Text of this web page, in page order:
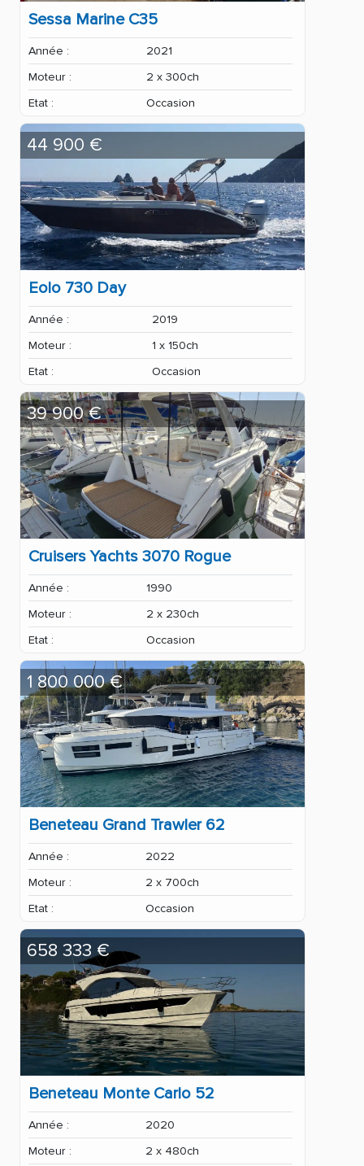
Sessa Marine C35
Année :
2021
Moteur :
2 x 300ch
Etat :
Occasion
Eolo 730 Day
Année :
2019
Moteur :
1 x 150ch
Etat :
Occasion
44 900 €
Cruisers Yachts 3070 Rogue
Année :
1990
Moteur :
2 x 230ch
Etat :
Occasion
39 900 €
Beneteau Grand Trawler 62
Année :
2022
Moteur :
2 x 700ch
Etat :
Occasion
1 800 000 €
Beneteau Monte Carlo 52
Année :
2020
Moteur :
2 x 480ch
658 333 €